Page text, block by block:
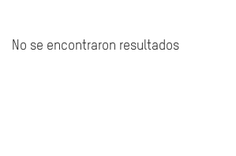
No se encontraron resultados